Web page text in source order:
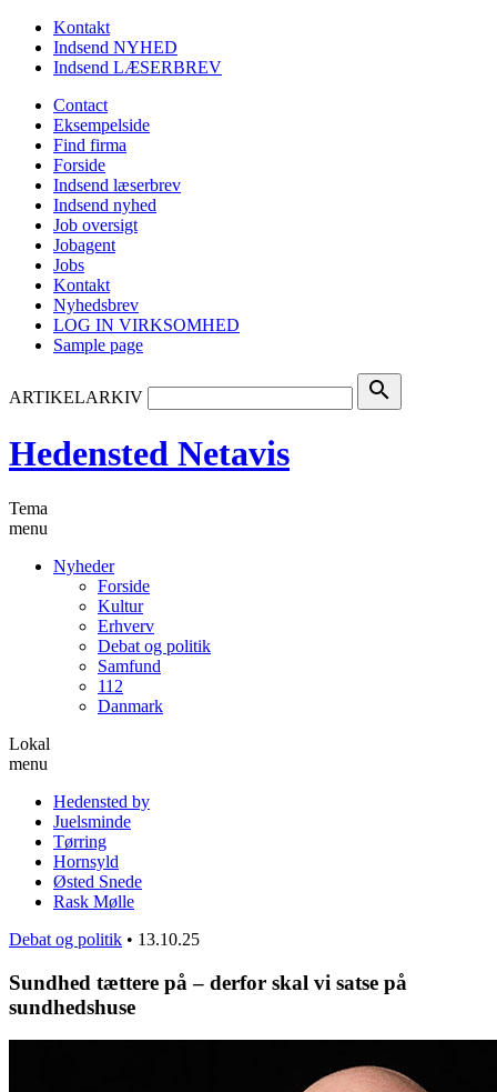
Kontakt
Indsend NYHED
Indsend LÆSERBREV
Contact
Eksempelside
Find firma
Forside
Indsend læserbrev
Indsend nyhed
Job oversigt
Jobagent
Jobs
Kontakt
Nyhedsbrev
LOG IN VIRKSOMHED
Sample page
ARTIKELARKIV search
Hedensted Netavis
Tema
menu
Nyheder
Forside
Kultur
Erhverv
Debat og politik
Samfund
112
Danmark
Lokal
menu
Hedensted by
Juelsminde
Tørring
Hornsyld
Østed Snede
Rask Mølle
Debat og politik • 13.10.25
Sundhed tættere på – derfor skal vi satse på
sundhedshuse